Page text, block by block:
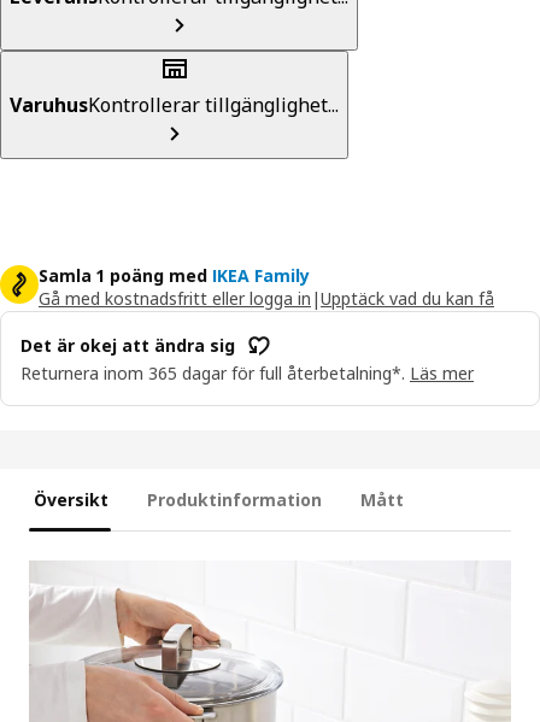
VaruhusKontrollerar tillgänglighet...
Samla 1 poäng med IKEA Family
Gå med kostnadsfritt eller logga in |Upptäck vad du kan få
Det är okej att ändra sig
Returnera inom 365 dagar för full återbetalning*. Läs mer
Översikt Produktinformation Mått